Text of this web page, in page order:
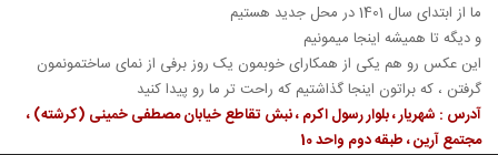
ما از ابتدای سال 1401 در محل جدید هستیم
و دیگه تا همیشه اینجا میمونیم
این عکس رو هم یکی از همکارای خوبمون یک روز برفی از نمای ساختمونمون
گرفتن ، که براتون اینجا گذاشتیم که راحت تر ما رو پیدا کنید
آدرس : شهریار ، بلوار رسول اکرم ، نبش تقاطع خیابان مصطفی خمینی (کرشته) ،
مجتمع آرین ، طبقه دوم واحد 10